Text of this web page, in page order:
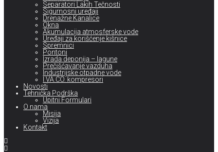
Separatori Lakih Tečnosti
Sigurnosni uređaji
Drenažne Kanalice
Okna
Akumulacija atmosferske vode
Uređaji za korišćenje kišnice
Spremnici
Pontoni
Izrada deponija – lagune
Prečišćavanje vazduha
Industrijske otpadne vode
I.VA.CO. kompresori
Novosti
Tehnička Podrška
Upitni Formulari
O nama
Misija
Vizija
Kontakt